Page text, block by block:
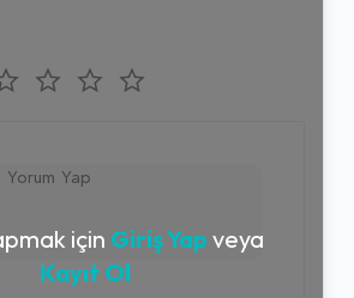
için Giriş Yap veya
Kayıt Ol